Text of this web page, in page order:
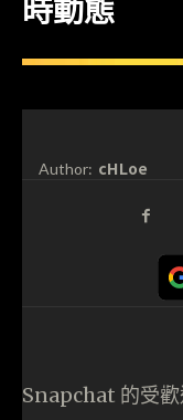
時動態
Author: cHLoe
Snapchat 的受歡